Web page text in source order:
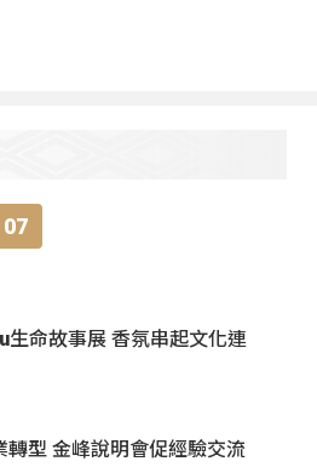
生命故事展 香氛串起文化連
轉型 金峰說明會促經驗交流